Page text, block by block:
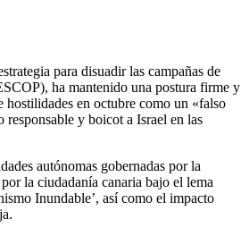
para disuadir las campañas de
ha mantenido una postura firme y
hostilidades en octubre como un «falso
y boicot a Israel en las
autónomas gobernadas por la
la ciudadanía canaria bajo el lema
Inundable’, así como el impacto